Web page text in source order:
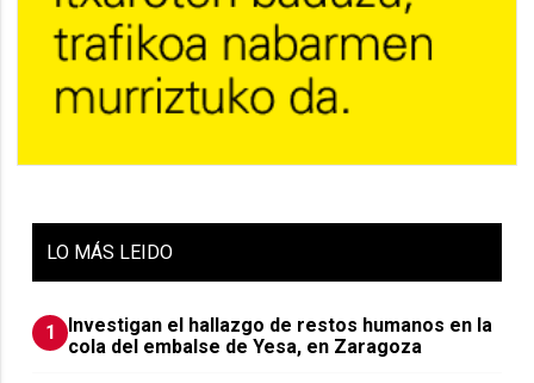
LO MÁS LEIDO
1
Investigan el hallazgo de restos humanos en la
cola del embalse de Yesa, en Zaragoza